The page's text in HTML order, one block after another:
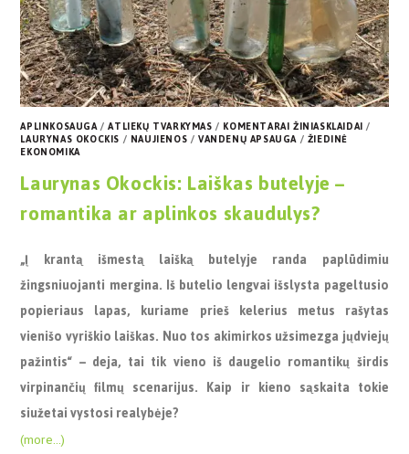
APLINKOSAUGA/ATLIEKŲ TVARKYMAS/ KOMENTARAI ŽINIASKLAIDAI/
LAURYNAS OKOCKIS/ NAUJIENOS/VANDENŲ APSAUGA/ŽIEDINĖ
EKONOMIKA
Laurynas Okockis: Laiškas butelyje –
romantika ar aplinkos skaudulys?
„Į krantą išmestą laišką butelyje randa paplūdimiu
žingsniuojanti mergina. Iš butelio lengvai išslysta pageltusio
popieriaus lapas, kuriame prieš kelerius metus rašytas
vienišo vyriškio laiškas. Nuo tos akimirkos užsimezga jųdviejų
pažintis“ – deja, tai tik vieno iš daugelio romantikų širdis
virpinančių filmų scenarijus. Kaip ir kieno sąskaita tokie
siužetai vystosi realybėje?
(more…)